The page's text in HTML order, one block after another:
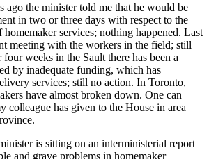
ago the minister told me that he would be
in two or three days with respect to the
services; nothing happened. Last
meeting with the workers in the field; still
weeks in the Sault there has been a
by inadequate funding, which has
services; still no action. In Toronto,
have almost broken down. One can
colleague has given to the House in area
is sitting on an interministerial report
and grave problems in homemaker